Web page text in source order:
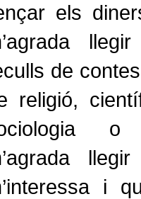
els
de
religió,
o
i